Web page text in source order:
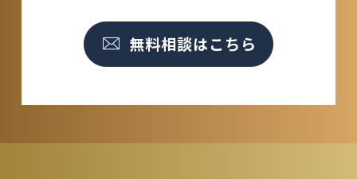
無料相談はこちら